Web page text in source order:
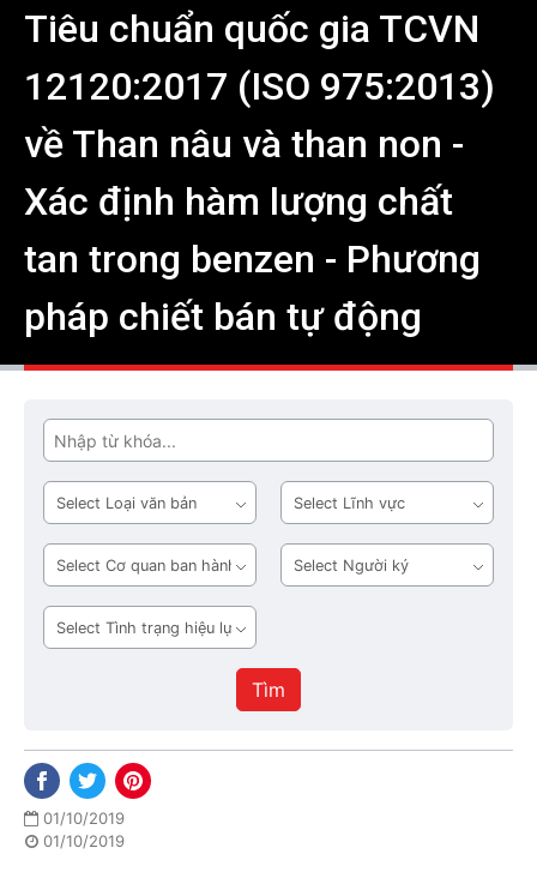
Tiêu chuẩn quốc gia TCVN
12120:2017 (ISO 975:2013)
về Than nâu và than non -
Xác định hàm lượng chất
tan trong benzen - Phương
pháp chiết bán tự động
Tìm
Loại
văn
bản
Lĩnh
vực
Cơ
quan
ban
hành
Người
ký
Tình
trạng
Tìm
01/10/2019
01/10/2019